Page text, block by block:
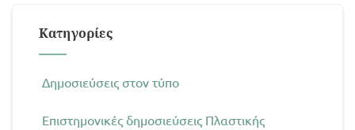
Kατηγορίες
Δημοσιεύσεις στον τύπο
Επιστημονικές δημοσιεύσεις Πλαστικής